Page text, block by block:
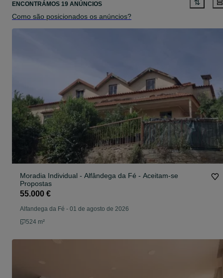
ENCONTRÁMOS 19 ANÚNCIOS
Como são posicionados os anúncios?
Moradia Individual - Alfândega da Fé - Aceitam-se
Propostas
55.000 €
Alfandega da Fé - 01 de agosto de 2026
524 m²